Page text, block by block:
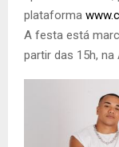
plataforma
A festa está
partir das 15h, na